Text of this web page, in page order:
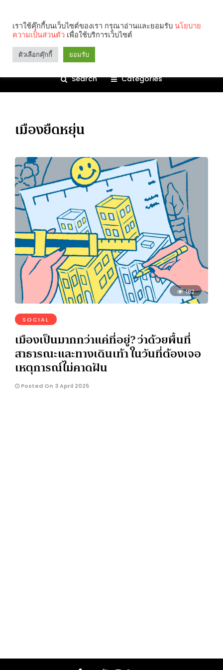
Search Categories
เมืองยืดหยุ่น
182
SOCIAL
เมืองเป็นมากกว่าแค่ที่อยู่? ว่าด้วยพื้นที่
สาธารณะและทางเดินเท้า ในวันที่ต้องเจอ
เหตุการณ์ไม่คาดฝัน
Posted On 3 April 2025
เราใช้คุ๊กกี้บนเว็บไซต์ของเรา กรุณาอ่านและยอมรับ นโยบาย
ความเป็นส่วนตัว เพื่อใช้บริการเว็บไซต์
ตัวเลือกคุ๊กกี้ ยอมรับ